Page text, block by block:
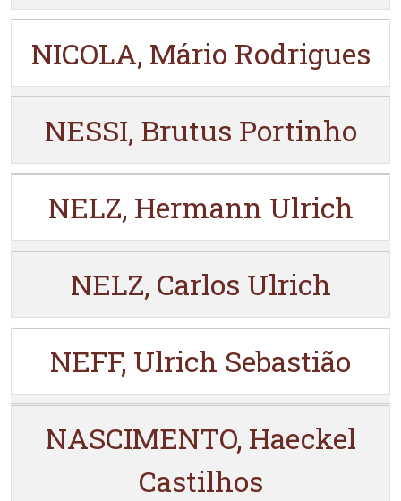
NICOLA, Mário Rodrigues
NESSI, Brutus Portinho
NELZ, Hermann Ulrich
NELZ, Carlos Ulrich
NEFF, Ulrich Sebastião
NASCIMENTO, Haeckel
Castilhos